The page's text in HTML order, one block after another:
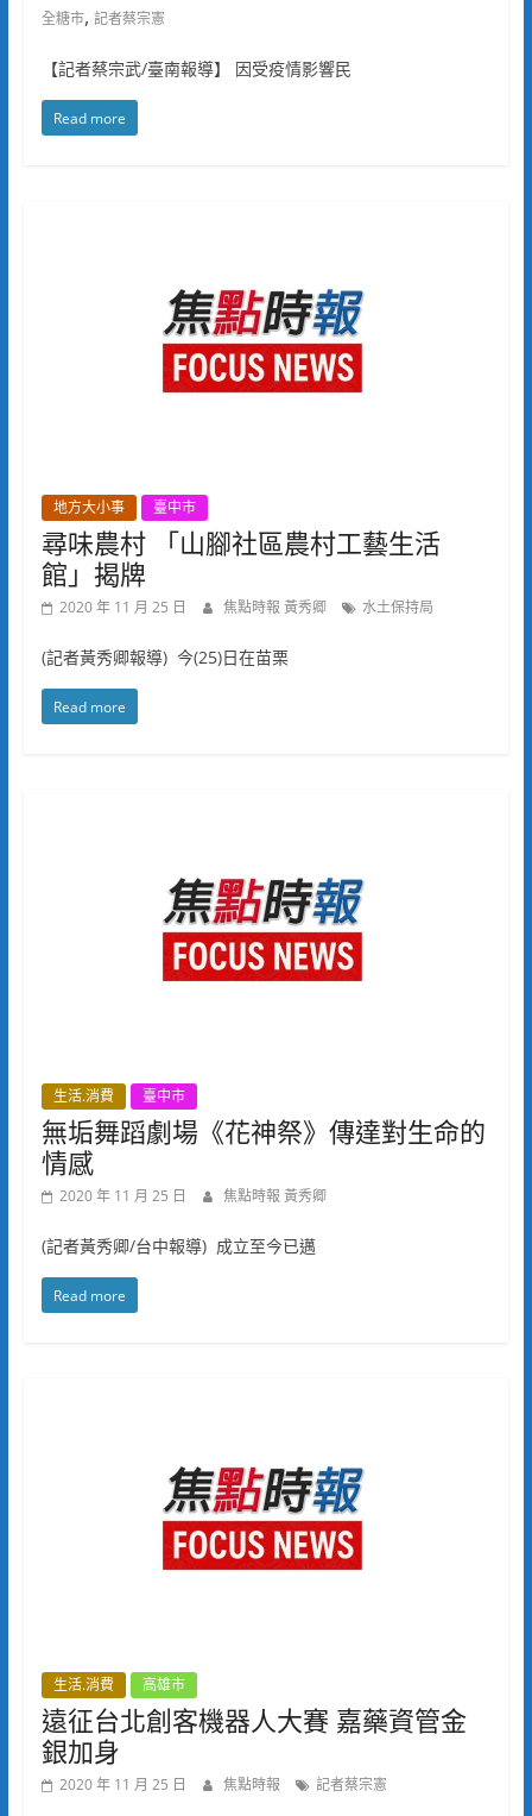
全糖市, 記者蔡宗憲
【記者蔡宗武/臺南報導】 因受疫情影響民
Read more
地方大小事 臺中市
尋味農村 「山腳社區農村工藝生活
館」揭牌
2020 年 11 月 25 日 焦點時報 黃秀卿 水土保持局
(記者黃秀卿報導) 今(25)日在苗栗
Read more
生活.消費 臺中市
無垢舞蹈劇場《花神祭》傳達對生命的
情感
2020 年 11 月 25 日 焦點時報 黃秀卿
(記者黃秀卿/台中報導) 成立至今已邁
Read more
生活.消費 高雄市
遠征台北創客機器人大賽 嘉藥資管金
銀加身
2020 年 11 月 25 日 焦點時報 記者蔡宗憲